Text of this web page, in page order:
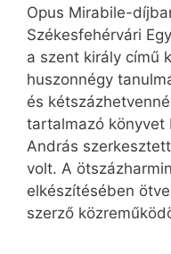
Opus Mirabile-
Székesfehérvári
a szent király című
huszonnégy
és
tartalmazó könyvet
András
volt. A
elkészítésében
szerző